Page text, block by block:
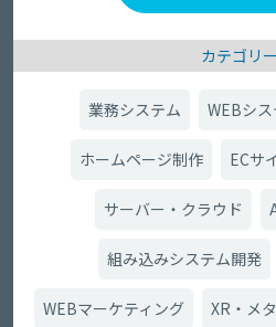
カテゴリ
業務システム WEBシ
ホームページ制作 ECサ
サーバー・クラウド
組み込みシステム開発
WEBマーケティング XR・メ